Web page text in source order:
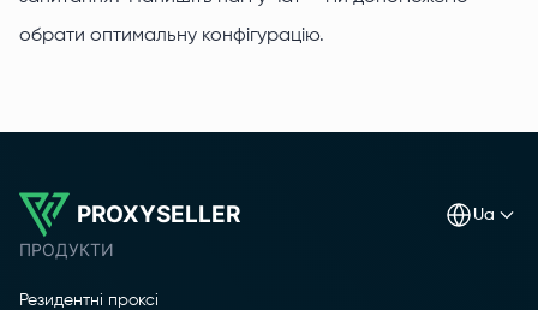
обрати оптимальну конфігурацію.
PROXYSELLER ua
ПРОДУКТИ
Резидентні проксі